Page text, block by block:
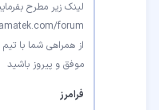
موفق و پیروز باشید
فرامرز